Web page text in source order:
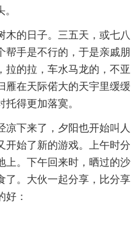
木的日子。三五天，或七八
帮手是不行的，于是亲戚朋
拉的拉，车水马龙的，不亚
雁在天际偌大的天宇里缓缓
得更加落寞。
凉下来了，夕阳也开始叫人
开始了新的游戏。上午时分
上。下午回来时，晒过的沙
了。大伙一起分享，比分享
好：